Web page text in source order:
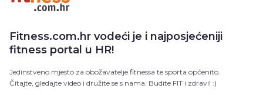
Fitness.com.hr vodeći je i najposjećeniji
fitness portal u HR!
Jedinstveno mjesto za obožavatelje fitnessa te sporta općenito.
Čitajte, gledajte video i družite se s nama. Budite FIT i zdravi! :)